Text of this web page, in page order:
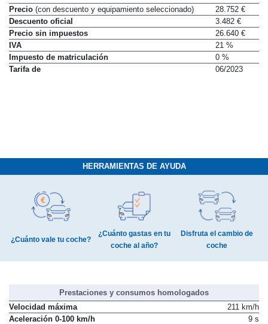
Precio (con descuento y equipamiento seleccionado)
28.752 €
Descuento oficial
3.482 €
Precio sin impuestos
26.640 €
IVA
21 %
Impuesto de matriculación
0 %
Tarifa de
06/2023
HERRAMIENTAS DE AYUDA
¿Cuánto vale tu coche?
¿Cuánto gastas en tu
coche al año?
Disfruta el cambio de
coche
Prestaciones y consumos homologados
Velocidad máxima
211 km/h
Aceleración 0-100 km/h
9 s